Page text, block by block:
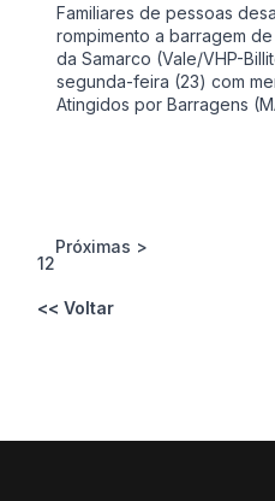
Familiares de pessoas
rompimento a barragem
da Samarco (Vale/VHP-
segunda-feira (23) com
Atingidos por Barragens
12
Próximas >
<< Voltar